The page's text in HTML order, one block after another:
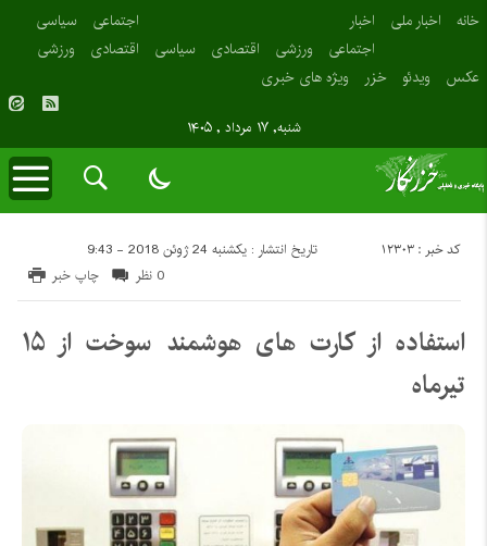
خانه اخبار ملی
اخبار
اجتماعی
ورزشی اقتصادی سیاسی
اجتماعی
سیاسی
اقتصادی
ورزشی
عکس
ویدئو خزر ویژه های خبری
شنبه, ۱۷ مرداد , ۱۴۰۵
تاریخ انتشار : یکشنبه 24 ژوئن 2018 - 9:43 کد خبر : 12303
چاپ خبر 0 نظر
استفاده از کارت های هوشمند سوخت از ۱۵
تیرماه